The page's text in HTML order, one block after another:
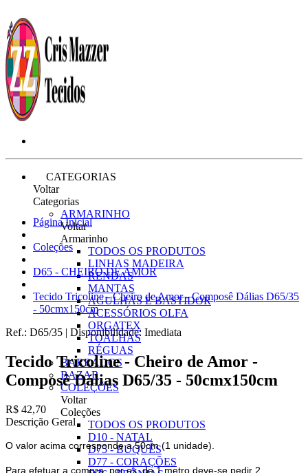
CATEGORIAS
Voltar
Categorias
ARMARINHO
Voltar
Armarinho
TODOS OS PRODUTOS
LINHAS MADEIRA
RENDAS
MANTAS
AGULHAS E BASTIDOR
ACESSÓRIOS OLFA
ORGATEX
TOALHAS
RÉGUAS
BARRADOS
BAZAR
COLEÇÕES
Voltar
Coleções
TODOS OS PRODUTOS
D10 - NATAL
D75 - BUQUÊS
D77 - CORAÇÕES
Página Inicial
Coleções
D65 - CHEIRO DE AMOR
Tecido Tricoline - Cheiro de Amor - Composê Dálias D65/35
- 50cmx150cm
Ref.: D65/35 | Disponibilidade: Imediata
Tecido Tricoline - Cheiro de Amor -
Composê Dálias D65/35 - 50cmx150cm
R$ 42,70
Descrição Geral
O valor acima corresponde a 50cm (1 unidade).
Para efetuar a compra, por ex. de 1 metro deve-se pedir 2